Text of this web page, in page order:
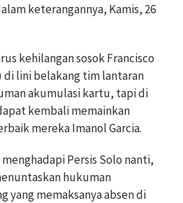
keterangannya, Kamis, 26
kehilangan sosok Francisco
di lini belakang tim lantaran
akumulasi kartu, tapi di
kembali memainkan
mereka Imanol Garcia.
Persis Solo nanti,
hukuman
yang memaksanya absen di